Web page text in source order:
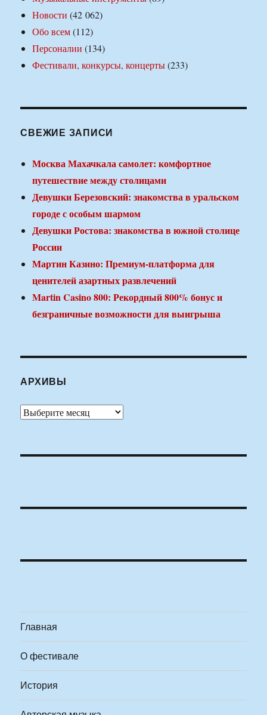
Новости (42 062)
Обо всем(112)
Персоналии (134)
Фестивали, конкурсы, концерты(233)
СВЕЖИЕ ЗАПИСИ
Москва Махачкала самолет: комфортное
путешествие между столицами
Девушки Березовский: знакомства в уральском
городе с особым шармом
Девушки Ростова: знакомства в южной столице
России
Мартин Казино: Премиум-платформа для
ценителей азартных развлечений
Martin Casino 800: Рекордный 800% бонус и
безграничные возможности для выигрыша
АРХИВЫ
Архивы
Главная
О фестивале
История